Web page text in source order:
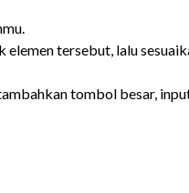
tersebut, lalu
tombol besar,